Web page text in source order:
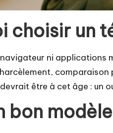
choisir un
ni applications
comparaison
être à cet âge : un
bon